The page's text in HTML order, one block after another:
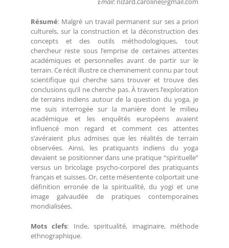
Résumé: Malgré un travail permanent sur ses a priori
culturels, sur la construction et la déconstruction des
concepts et des outils méthodologiques, tout
chercheur reste sous l’emprise de certaines attentes
académiques et personnelles avant de partir sur le
terrain. Ce récit illustre ce cheminement connu par tout
scientifique qui cherche sans trouver et trouve des
conclusions qu’il ne cherche pas. À travers l’exploration
de terrains indiens autour de la question du yoga, je
me suis interrogée sur la manière dont le milieu
académique et les enquêtés européens avaient
influencé mon regard et comment ces attentes
s’avéraient plus admises que les réalités de terrain
observées. Ainsi, les pratiquants indiens du yoga
devaient se positionner dans une pratique “spirituelle”
versus un bricolage psycho-corporel des pratiquants
français et suisses. Or, cette mésentente colportait une
définition erronée de la spiritualité, du yogi et une
image galvaudée de pratiques contemporaines
mondialisées.
Mots clefs: Inde, spiritualité, imaginaire, méthode
ethnographique.